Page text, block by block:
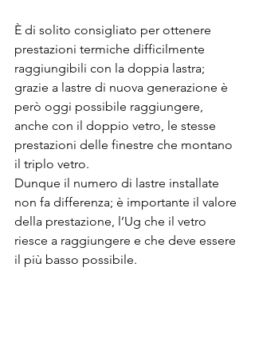
È di solito consigliato per ottenere
prestazioni termiche difficilmente
raggiungibili con la doppia lastra;
grazie a lastre di nuova generazione è
però oggi possibile raggiungere,
anche con il doppio vetro, le stesse
prestazioni delle finestre che montano
il triplo vetro.
Dunque il numero di lastre installate
non fa differenza; è importante il valore
della prestazione, l’Ug che il vetro
riesce a raggiungere e che deve essere
il più basso possibile.